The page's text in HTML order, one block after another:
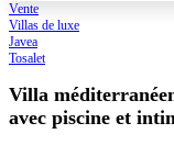
Vente
Villas de luxe
Javea
Tosalet
Villa
avec piscine et